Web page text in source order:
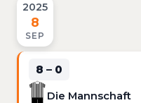
2025
8
SEP
8 – 0
Die Mannschaft